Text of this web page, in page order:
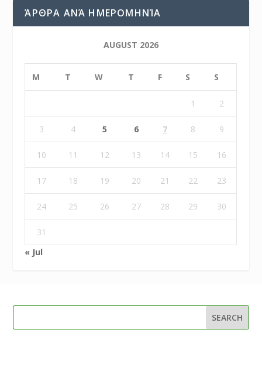
ΆΡΘΡΑ ΑΝΆ ΗΜΕΡΟΜΗΝΊΑ
AUGUST 2026
M T W T F S S
1 2
3 4 5 6 7 8 9
10 11 12 13 14 15 16
17 18 19 20 21 22 23
24 25 26 27 28 29 30
31
« Jul